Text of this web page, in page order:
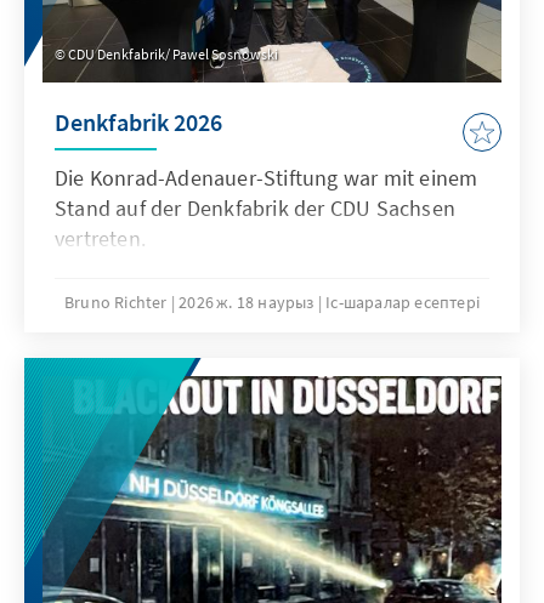
CDU Denkfabrik/ Pawel Sosnowski
Denkfabrik 2026
Die Konrad-Adenauer-Stiftung war mit einem
Stand auf der Denkfabrik der CDU Sachsen
vertreten.
Bruno Richter 2026 ж. 18 наурыз Іс-шаралар есептері